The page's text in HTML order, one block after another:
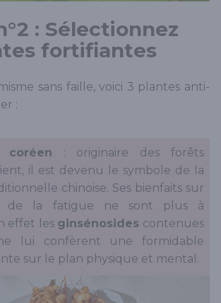
: Sélectionnez
fortifiantes
sans faille, voici 3 plantes anti-
:
coréen : originaire des forêts
il est devenu le symbole de la
chinoise. Ses bienfaits sur
de la fatigue ne sont plus à
effet les ginsénosides contenues
lui confèrent une formidable
sur le plan physique et mental.